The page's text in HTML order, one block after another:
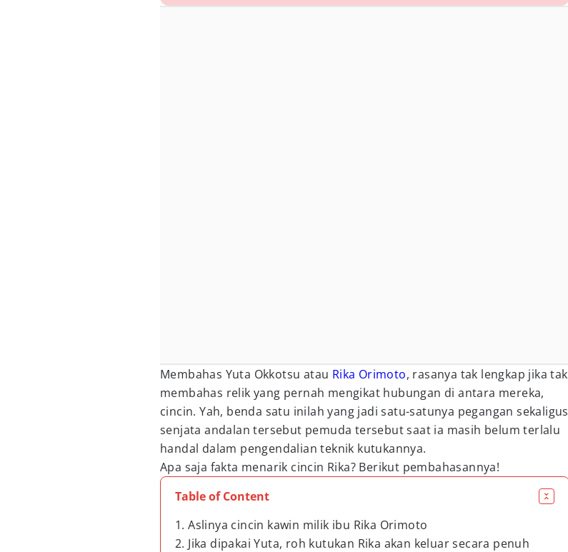
Membahas Yuta Okkotsu atau Rika Orimoto, rasanya tak lengkap jika tak
membahas relik yang pernah mengikat hubungan di antara mereka,
cincin. Yah, benda satu inilah yang jadi satu-satunya pegangan sekaligus
senjata andalan tersebut pemuda tersebut saat ia masih belum terlalu
handal dalam pengendalian teknik kutukannya.
Apa saja fakta menarik cincin Rika? Berikut pembahasannya!
Table of Content
1. Aslinya cincin kawin milik ibu Rika Orimoto
2. Jika dipakai Yuta, roh kutukan Rika akan keluar secara penuh